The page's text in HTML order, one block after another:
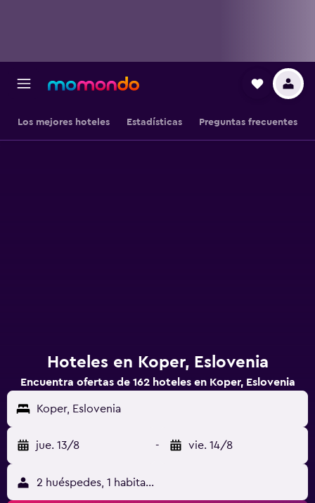
Los mejores hoteles Estadísticas Preguntas frecuentes
Hoteles en Koper, Eslovenia
Encuentra ofertas de 162 hoteles en Koper, Eslovenia
Koper, Eslovenia
jue. 13/8 - vie. 14/8
2 huéspedes, 1 habitación